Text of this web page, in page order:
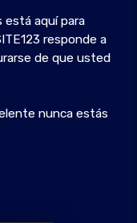
aquí para
responde a
de que usted
nunca estás